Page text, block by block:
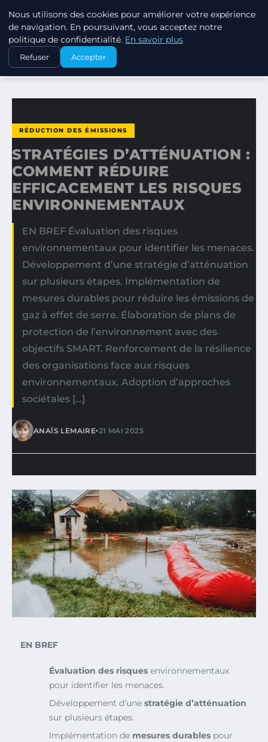
EXXON CLIMATE FOOTPRINT
ACCUEIL
RÉDUCTION DES ÉMISSIONS
STRATÉGIES D’ATTÉNUATION : COMMENT RÉDUIRE…
RÉDUCTION DES ÉMISSIONS
STRATÉGIES D’ATTÉNUATION :
COMMENT RÉDUIRE
EFFICACEMENT LES RISQUES
ENVIRONNEMENTAUX
EN BREF Évaluation des risques
environnementaux pour identifier les menaces.
Développement d’une stratégie d’atténuation
sur plusieurs étapes. Implémentation de
mesures durables pour réduire les émissions de
gaz à effet de serre. Élaboration de plans de
protection de l’environnement avec des
objectifs SMART. Renforcement de la résilience
des organisations face aux risques
environnementaux. Adoption d’approches
sociétales […]
ANAÏS LEMAIRE•21 MAI 2025
EN BREF
Évaluation des risques environnementaux
pour identifier les menaces.
Développement d’une stratégie d’atténuation
sur plusieurs étapes.
Implémentation de mesures durables pour
Nous utilisons des cookies pour améliorer votre expérience
de navigation. En poursuivant, vous acceptez notre
politique de confidentialité. En savoir plus
Refuser Accepter